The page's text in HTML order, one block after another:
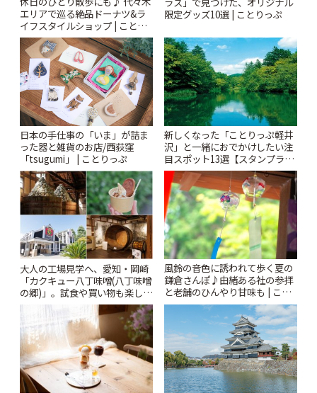
エリアで巡る絶品ドーナツ&ラ
イフスタイルショップ | ことり
っぷ
限定グッズ10選 | ことりっぷ
日本の手仕事の「いま」が詰ま
った器と雑貨のお店/西荻窪
「tsugumi」 | ことりっぷ
新しくなった「ことりっぷ軽井
沢」と一緒におでかけしたい注
目スポット13選【スタンプラリ
ー開催中】 | ことりっぷ
大人の工場見学へ、愛知・岡崎
「カクキュー八丁味噌(八丁味噌
の郷)」。試食や買い物も楽しみ
♪ | ことりっぷ
風鈴の音色に誘われて歩く夏の
鎌倉さんぽ♪由緒ある社の参拝
と老舗のひんやり甘味も | こと
りっぷ